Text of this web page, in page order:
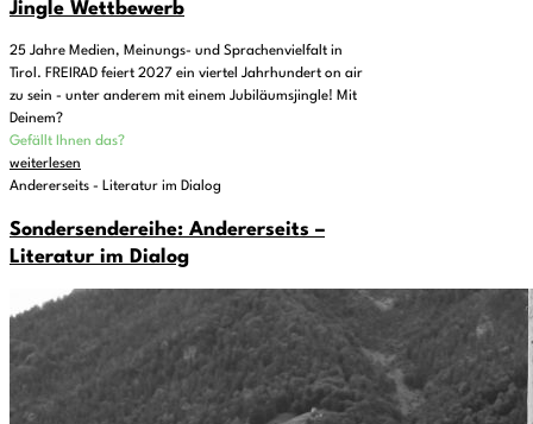
Jingle Wettbewerb
25 Jahre Medien, Meinungs- und Sprachenvielfalt in
Tirol. FREIRAD feiert 2027 ein viertel Jahrhundert on air
zu sein - unter anderem mit einem Jubiläumsjingle! Mit
Deinem?
Gefällt Ihnen das?
weiterlesen
Andererseits - Literatur im Dialog
Sondersendereihe: Andererseits –
Literatur im Dialog